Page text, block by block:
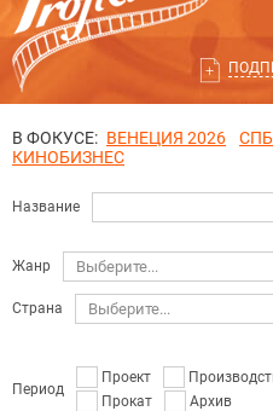
В ФОКУСЕ: ВЕНЕЦИЯ 2026
КИНОБИЗНЕС
Название
Жанр Выберите...
Страна Выберите...
Период
Проект
Прокат
Архив